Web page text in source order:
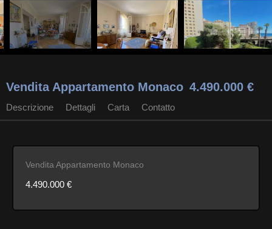
Vendita Appartamento Monaco 4.490.000 €
Descrizione Dettagli Carta Contatto
Vendita Appartamento Monaco
4.490.000 €